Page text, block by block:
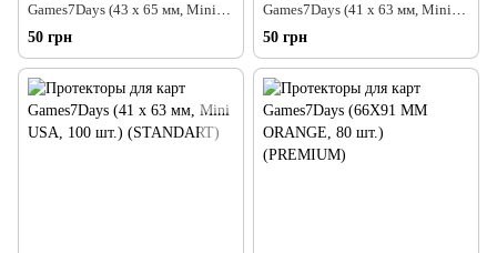
Games7Days (43 х 65 мм, Mini
Chimera, 50 шт.) (PREMIUM)
50 грн
Games7Days (41 х 63 мм, Mini
USA, 50 шт.) (PREMIUM)
50 грн